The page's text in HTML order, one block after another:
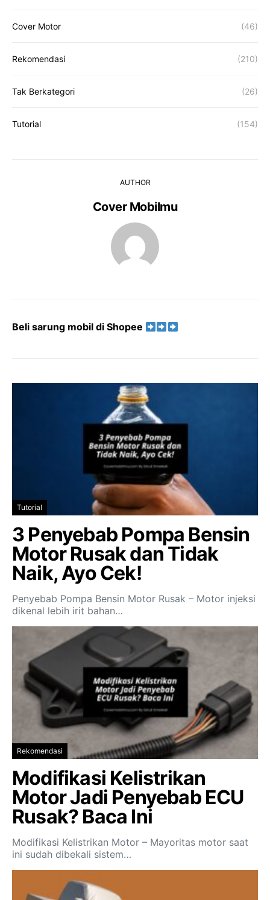
Cover Motor (46)
Rekomendasi (210)
Tak Berkategori (26)
Tutorial (154)
AUTHOR
Cover Mobilmu
Beli sarung mobil di Shopee
Tutorial
3 Penyebab Pompa Bensin
Motor Rusak dan Tidak
Naik, Ayo Cek!
Penyebab Pompa Bensin Motor Rusak – Motor injeksi
dikenal lebih irit bahan…
Rekomendasi
Modifikasi Kelistrikan
Motor Jadi Penyebab ECU
Rusak? Baca Ini
Modifikasi Kelistrikan Motor – Mayoritas motor saat
ini sudah dibekali sistem…